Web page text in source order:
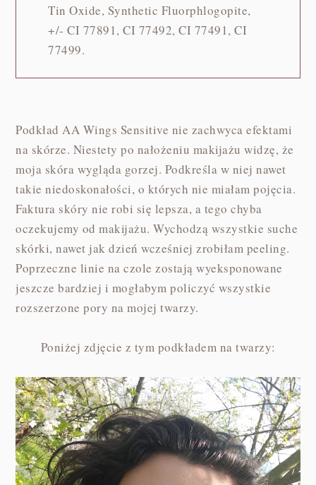
Tin Oxide, Synthetic Fluorphlogopite,
+/- CI 77891, CI 77492, CI 77491, CI
77499.
Podkład AA Wings Sensitive nie zachwyca efektami
na skórze. Niestety po nałożeniu makijażu widzę, że
moja skóra wygląda gorzej. Podkreśla w niej nawet
takie niedoskonałości, o których nie miałam pojęcia.
Faktura skóry nie robi się lepsza, a tego chyba
oczekujemy od makijażu. Wychodzą wszystkie suche
skórki, nawet jak dzień wcześniej zrobiłam peeling.
Poprzeczne linie na czole zostają wyeksponowane
jeszcze bardziej i mogłabym policzyć wszystkie
rozszerzone pory na mojej twarzy.
Poniżej zdjęcie z tym podkładem na twarzy: